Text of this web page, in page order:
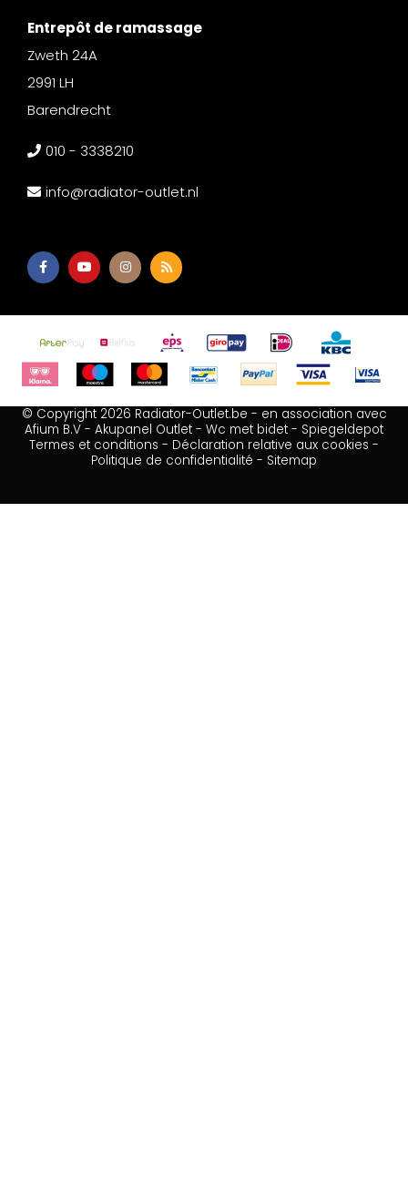
Entrepôt de ramassage
Zweth 24A
2991 LH
Barendrecht
010 - 3338210
info@radiator-outlet.nl
© Copyright 2026 Radiator-Outlet.be - en association avec
Afium B.V - Akupanel Outlet - Wc met bidet - Spiegeldepot
Termes et conditions - Déclaration relative aux cookies -
Politique de confidentialité - Sitemap